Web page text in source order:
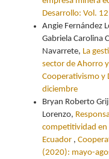
Desarrollo: Vol.
Angie Fernández
Gabriela Carolina
Navarrete, La
sector de Ahorro
Cooperativismo y
diciembre
Bryan Roberto
Lorenzo,
competitividad en
Ecuador ,
(2020): mayo-